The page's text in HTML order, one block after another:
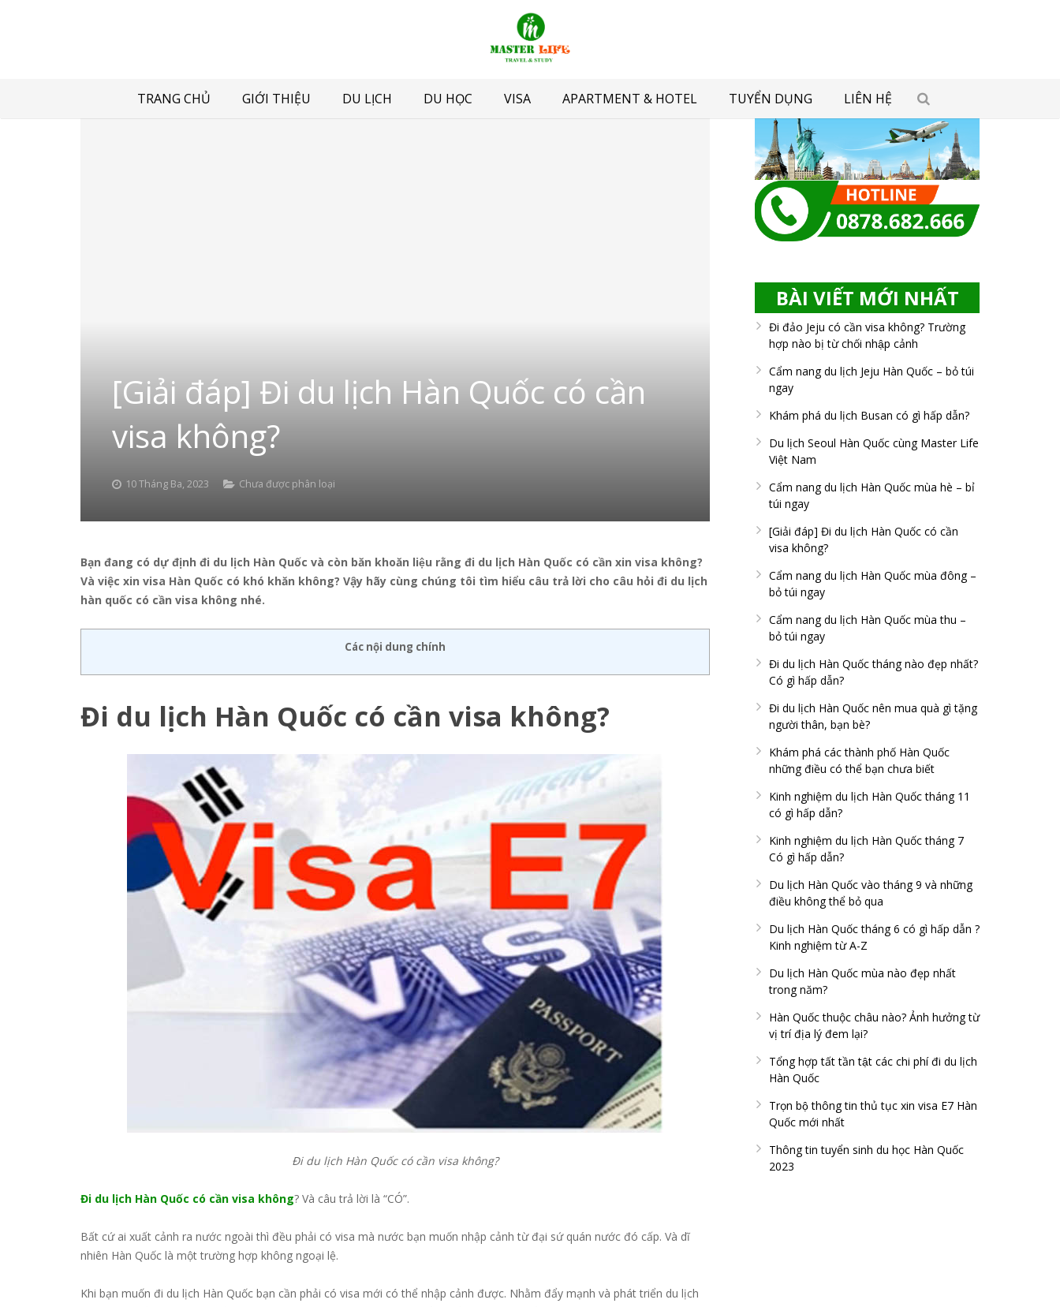
TRANG CHỦ GIỚI THIỆU DU LỊCH DU HỌC VISA APARTMENT & HOTEL TUYỂN DỤNG LIÊN HỆ
[Giải đáp] Đi du lịch Hàn Quốc có cần
visa không?
10 Tháng Ba, 2023 Chưa được phân loại
Bạn đang có dự định đi du lịch Hàn Quốc và còn băn khoăn liệu rằng đi du lịch Hàn Quốc có cần xin visa không?
Và việc xin visa Hàn Quốc có khó khăn không? Vậy hãy cùng chúng tôi tìm hiểu câu trả lời cho câu hỏi đi du lịch
hàn quốc có cần visa không nhé.
Các nội dung chính
Đi du lịch Hàn Quốc có cần visa không?
Đi du lịch Hàn Quốc có cần visa không?
Đi du lịch Hàn Quốc có cần visa không? Và câu trả lời là “CÓ”.
Bất cứ ai xuất cảnh ra nước ngoài thì đều phải có visa mà nước bạn muốn nhập cảnh từ đại sứ quán nước đó cấp. Và dĩ
nhiên Hàn Quốc là một trường hợp không ngoại lệ.
Khi bạn muốn đi du lịch Hàn Quốc bạn cần phải có visa mới có thể nhập cảnh được. Nhằm đẩy mạnh và phát triển du lịch
BÀI VIẾT MỚI NHẤT
Đi đảo Jeju có cần visa không? Trường
hợp nào bị từ chối nhập cảnh
Cẩm nang du lịch Jeju Hàn Quốc – bỏ túi
ngay
Khám phá du lịch Busan có gì hấp dẫn?
Du lịch Seoul Hàn Quốc cùng Master Life
Việt Nam
Cẩm nang du lịch Hàn Quốc mùa hè – bỉ
túi ngay
[Giải đáp] Đi du lịch Hàn Quốc có cần
visa không?
Cẩm nang du lịch Hàn Quốc mùa đông –
bỏ túi ngay
Cẩm nang du lịch Hàn Quốc mùa thu –
bỏ túi ngay
Đi du lịch Hàn Quốc tháng nào đẹp nhất?
Có gì hấp dẫn?
Đi du lịch Hàn Quốc nên mua quà gì tặng
người thân, bạn bè?
Khám phá các thành phố Hàn Quốc
những điều có thể bạn chưa biết
Kinh nghiệm du lịch Hàn Quốc tháng 11
có gì hấp dẫn?
Kinh nghiệm du lịch Hàn Quốc tháng 7
Có gì hấp dẫn?
Du lịch Hàn Quốc vào tháng 9 và những
điều không thể bỏ qua
Du lịch Hàn Quốc tháng 6 có gì hấp dẫn ?
Kinh nghiệm từ A-Z
Du lịch Hàn Quốc mùa nào đẹp nhất
trong năm?
Hàn Quốc thuộc châu nào? Ảnh hưởng từ
vị trí địa lý đem lại?
Tổng hợp tất tần tật các chi phí đi du lịch
Hàn Quốc
Trọn bộ thông tin thủ tục xin visa E7 Hàn
Quốc mới nhất
Thông tin tuyển sinh du học Hàn Quốc
2023